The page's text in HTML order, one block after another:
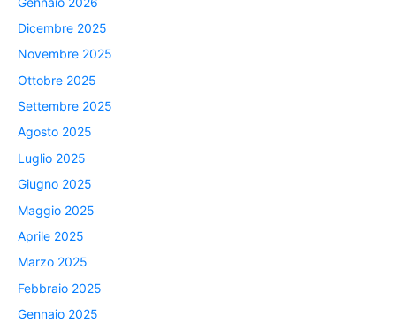
Dicembre 2025
Novembre 2025
Ottobre 2025
Settembre 2025
Agosto 2025
Luglio 2025
Giugno 2025
Maggio 2025
Aprile 2025
Marzo 2025
Febbraio 2025
Gennaio 2025